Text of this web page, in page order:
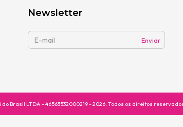
Newsletter
Brasil LTDA - 46563532000219 - 2026. Todos os direitos